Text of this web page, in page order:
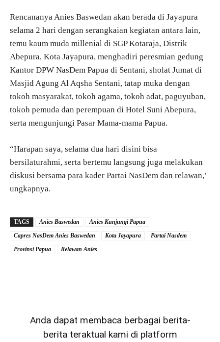
Rencananya Anies Baswedan akan berada di Jayapura
selama 2 hari dengan serangkaian kegiatan antara lain,
temu kaum muda millenial di SGP Kotaraja, Distrik
Abepura, Kota Jayapura, menghadiri peresmian gedung
Kantor DPW NasDem Papua di Sentani, sholat Jumat di
Masjid Agung Al Aqsha Sentani, tatap muka dengan
tokoh masyarakat, tokoh agama, tokoh adat, paguyuban,
tokoh pemuda dan perempuan di Hotel Suni Abepura,
serta mengunjungi Pasar Mama-mama Papua.
“Harapan saya, selama dua hari disini bisa
bersilaturahmi, serta bertemu langsung juga melakukan
diskusi bersama para kader Partai NasDem dan relawan,’
ungkapnya.
TAGS Anies Baswedan
Anies Kunjungi Papua
Capres NasDem Anies Baswedan
Kota Jayapura
Partai Nasdem
Provinsi Papua
Relawan Anies
Anda dapat membaca berbagai berita-
berita teraktual kami di platform